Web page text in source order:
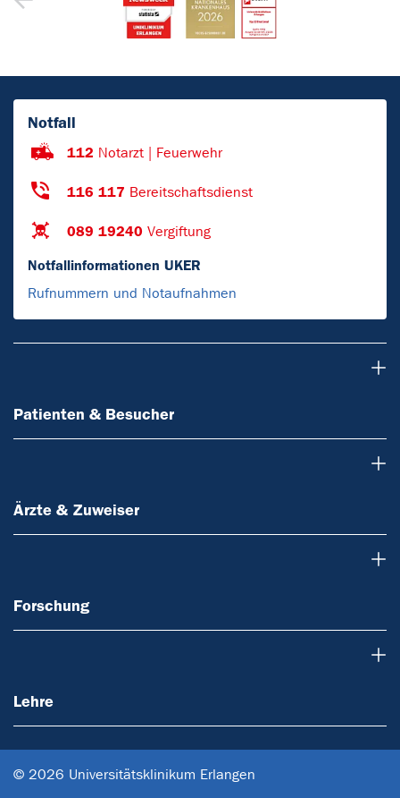
Notfall
112 Notarzt | Feuerwehr
116 117 Bereitschaftsdienst
089 19240 Vergiftung
Notfallinformationen UKER
Rufnummern und Notaufnahmen
Patienten & Besucher
Ärzte & Zuweiser
Forschung
Lehre
© 2026 Universitätsklinikum Erlangen